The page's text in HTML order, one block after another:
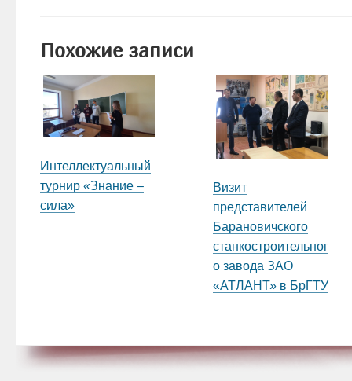
Похожие записи
Интеллектуальный
турнир «Знание –
сила»
Визит
представителей
Барановичского
станкостроительног
о завода ЗАО
«АТЛАНТ» в БрГТУ